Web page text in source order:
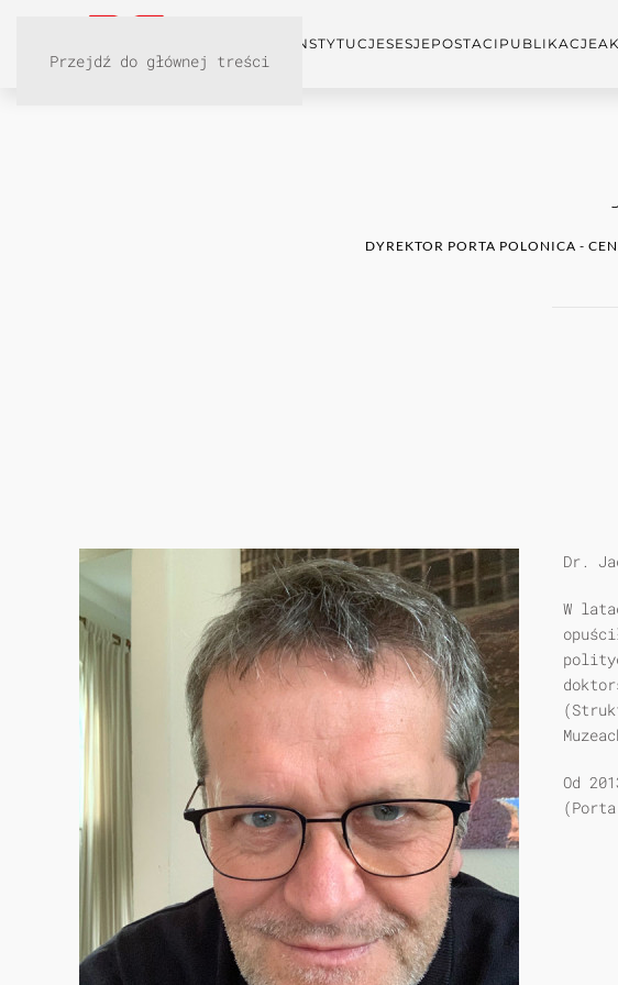
Przejdź do głównej treści
INSTYTUCJESESJEPOSTACI PUBLIKACJE
DYREKTOR PORTA POLONICA -
Dr.
W
Od